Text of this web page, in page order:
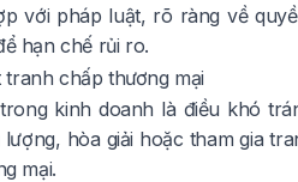
với pháp luật, rõ ràng về
hạn chế rủi ro.
tranh chấp thương mại
kinh doanh là điều khó
hòa giải hoặc tham gia
mại.